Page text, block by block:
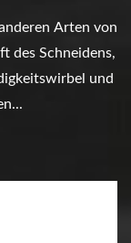
Arten von
des Schneidens,
und